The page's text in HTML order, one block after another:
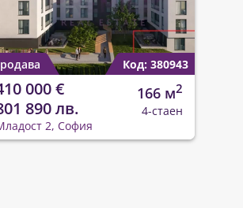
Код: 380943
000 €
890 лв.
166 м2
4-стаен
2, София